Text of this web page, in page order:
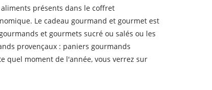
présents dans le coffret
Le cadeau gourmand et gourmet est
et gourmets sucré ou salés ou les
provençaux : paniers gourmands
quel moment de l'année, vous verrez sur